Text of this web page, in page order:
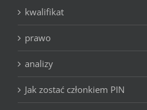
kwalifikat
prawo
analizy
Jak zostać członkiem PIN